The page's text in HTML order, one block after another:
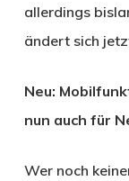
allerdings
ändert sich
Neu:
nun auch für
Wer noch